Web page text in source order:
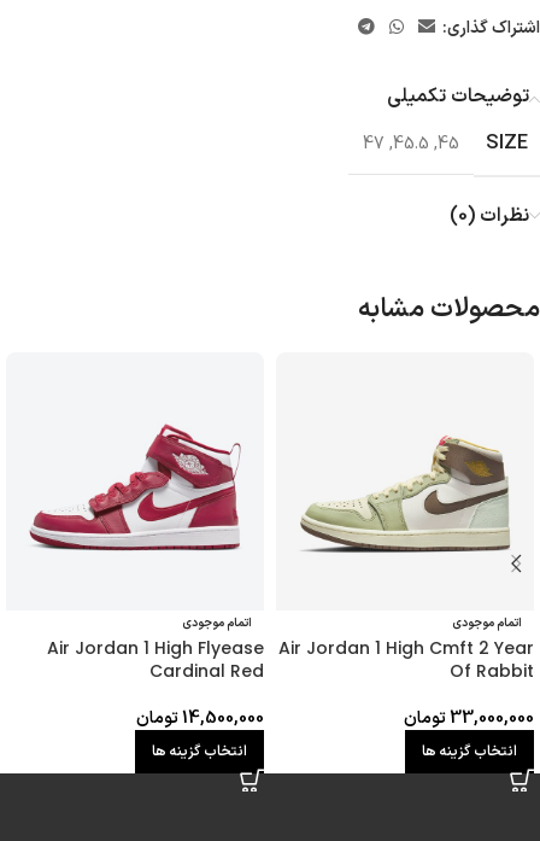
اشتراک گذاری:
توضیحات تکمیلی
SIZE
45
,
45.5
,
47
نظرات (0)
محصولات مشابه
اتمام موجودی
Air Jordan 1 High Cmft 2 Year
Of Rabbit
33,000,000تومان
انتخاب گزینه ها
اتمام موجودی
Air Jordan 1 High Flyease
Cardinal Red
14,500,000تومان
انتخاب گزینه ها